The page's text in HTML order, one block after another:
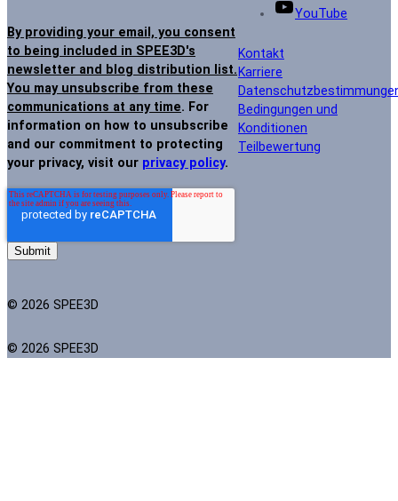
By providing your email, you consent
to being included in SPEE3D's
newsletter and blog distribution list.
You may unsubscribe from these
communications at any time. For
information on how to unsubscribe
and our commitment to protecting
your privacy, visit our privacy policy.
© 2026 SPEE3D
YouTube
Kontakt
Karriere
Bedingungen und
Konditionen
Teilbewertung
© 2026 SPEE3D